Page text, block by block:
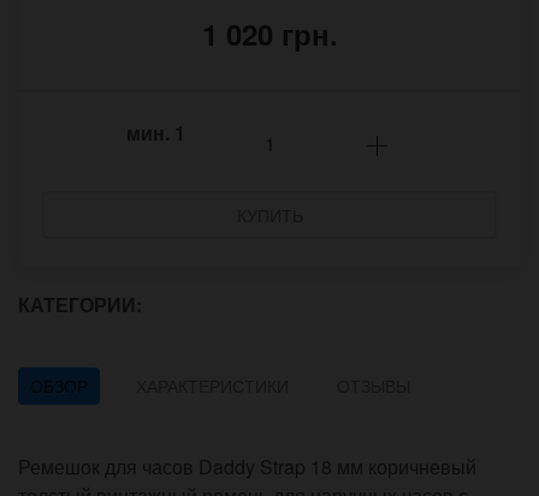
1 020 грн.
мин. 1
КАТЕГОРИИ:
ОБЗОР
Ремешок для часов Daddy Strap 18 мм коричневый